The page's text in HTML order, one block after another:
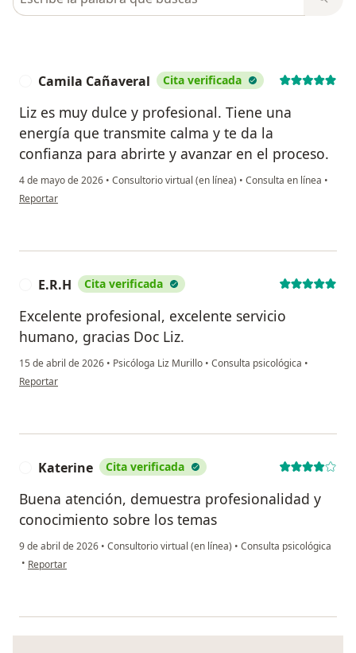
Camila Cañaveral Cita verificada
Liz es muy dulce y profesional. Tiene una
energía que transmite calma y te da la
confianza para abrirte y avanzar en el proceso.
4 de mayo de 2026 • Consultorio virtual (en línea) • Consulta en línea •
en opinión del usuario Camila Cañaveral
Reportar
E.R.H Cita verificada
Excelente profesional, excelente servicio
humano, gracias Doc Liz.
15 de abril de 2026 • Psicóloga Liz Murillo • Consulta psicológica •
en opinión del usuario E.R.H
Reportar
Katerine Cita verificada
Buena atención, demuestra profesionalidad y
conocimiento sobre los temas
9 de abril de 2026 • Consultorio virtual (en línea) • Consulta psicológica
• en opinión del usuario Katerine
Reportar